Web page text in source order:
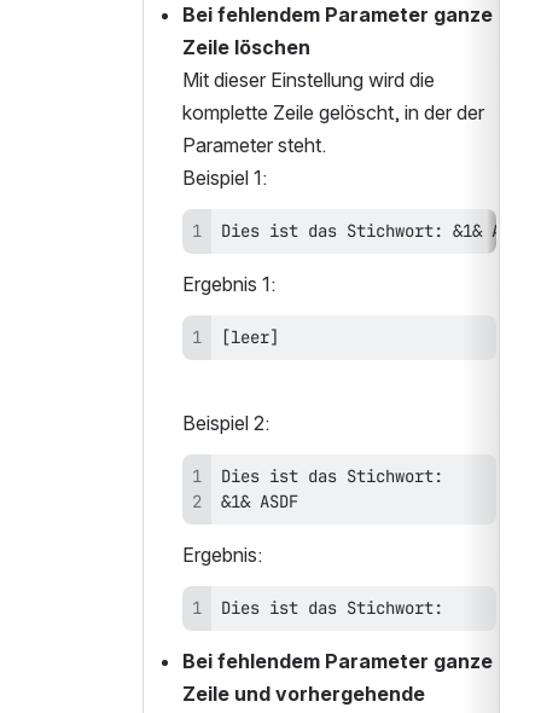
Bei fehlendem Parameter ganze
Zeile löschen
Mit dieser Einstellung wird die
komplette Zeile gelöscht, in der der
Parameter steht.
Beispiel 1:
Dies ist das Stichwort: &1& ASDF
Ergebnis 1:
[leer]
Beispiel 2:
&1& ASDF
Ergebnis:
Dies ist das Stichwort:
Bei fehlendem Parameter ganze
Zeile und vorhergehende